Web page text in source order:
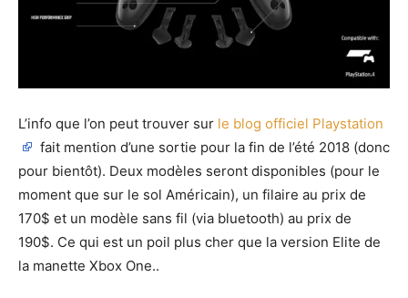
L’info que l’on peut trouver sur le blog officiel Playstation
fait mention d’une sortie pour la fin de l’été 2018 (donc
pour bientôt). Deux modèles seront disponibles (pour le
moment que sur le sol Américain), un filaire au prix de
170$ et un modèle sans fil (via bluetooth) au prix de
190$. Ce qui est un poil plus cher que la version Elite de
la manette Xbox One..